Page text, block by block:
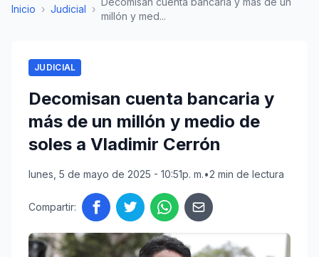
Inicio › Judicial ›
millón y med...
JUDICIAL
Decomisan cuenta bancaria y
más de un millón y medio de
soles a Vladimir Cerrón
lunes, 5 de mayo de 2025 - 10:51p. m.•2 min de lectura
Compartir: